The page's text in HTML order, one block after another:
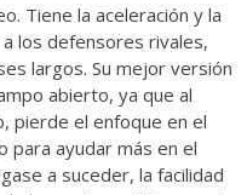
Tiene la aceleración y la
los defensores rivales,
largos. Su mejor versión
abierto, ya que al
pierde el enfoque en el
para ayudar más en el
a suceder, la facilidad